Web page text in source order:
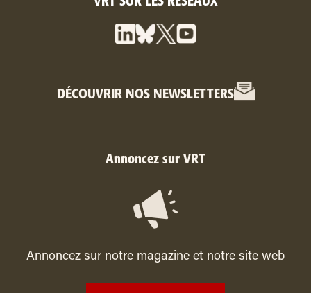
DÉCOUVRIR NOS NEWSLETTERS
Annoncez sur VRT
Annoncez sur notre magazine et notre site web